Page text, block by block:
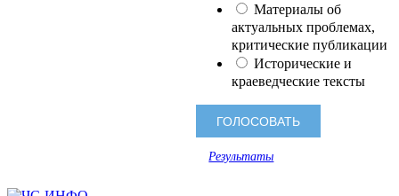
Материалы об
актуальных проблемах,
критические публикации
Исторические и
краеведческие тексты
Результаты